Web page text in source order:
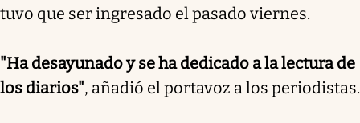
tuvo que ser ingresado el pasado viernes.
"Ha desayunado y se ha dedicado a la lectura de
los diarios", añadió el portavoz a los periodistas.